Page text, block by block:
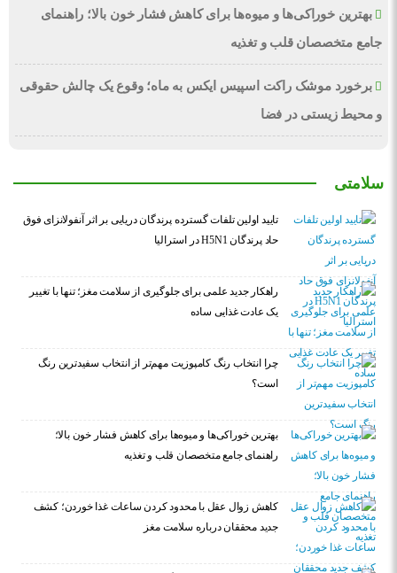
بهترین خوراکی‌ها و میوه‌ها برای کاهش فشار خون بالا؛ راهنمای
جامع متخصصان قلب و تغذیه
برخورد موشک راکت اسپیس ایکس به ماه؛ وقوع یک چالش حقوقی
و محیط زیستی در فضا
سلامتی
تایید اولین تلفات گسترده پرندگان دریایی بر اثر آنفولانزای فوق
حاد پرندگان H5N1 در استرالیا
راهکار جدید علمی برای جلوگیری از سلامت مغز؛ تنها با تغییر
یک عادت غذایی ساده
چرا انتخاب رنگ کامپوزیت مهم‌تر از انتخاب سفیدترین رنگ
است؟
بهترین خوراکی‌ها و میوه‌ها برای کاهش فشار خون بالا؛
راهنمای جامع متخصصان قلب و تغذیه
کاهش زوال عقل با محدود کردن ساعات غذا خوردن؛ کشف
جدید محققان درباره سلامت مغز